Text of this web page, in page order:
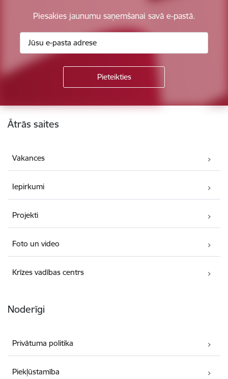
Piesakies jaunumu saņemšanai savā e-pastā.
Kājene
Ātrās saites
Vakances
Iepirkumi
Projekti
Foto un video
Krīzes vadības centrs
Noderīgi
Privātuma politika
Piekļūstamība